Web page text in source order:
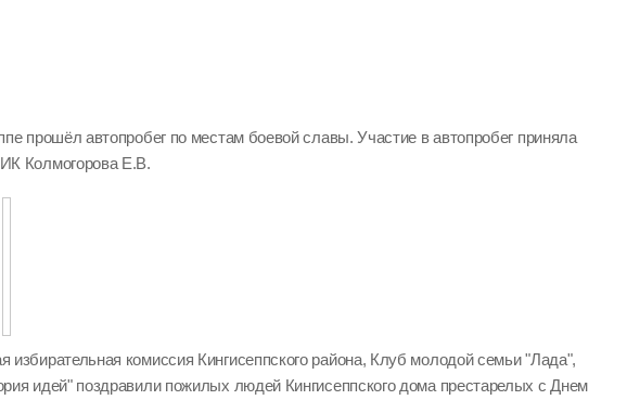
прошёл автопробег по местам боевой славы. Участие в автопробег приняла
Колмогорова Е.В.
избирательная комиссия Кингисеппского района, Клуб молодой семьи "Лада",
идей" поздравили пожилых людей Кингисеппского дома престарелых с Днем